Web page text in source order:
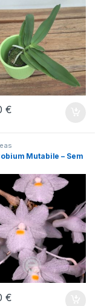
€
Mutabile – Sem
€